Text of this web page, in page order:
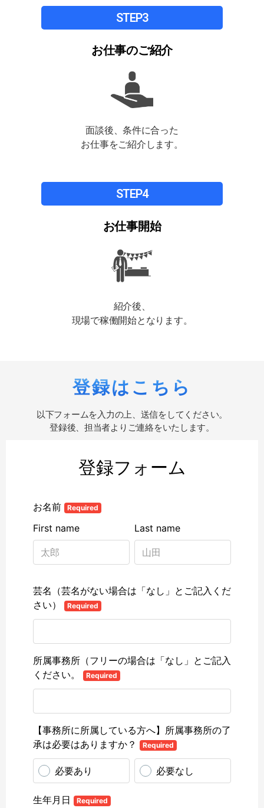
STEP3
お仕事のご紹介
面談後、条件に合った
お仕事をご紹介します。
STEP4
お仕事開始
紹介後、
現場で稼働開始となります。
登録はこちら
以下フォームを入力の上、送信をしてください。
登録後、担当者よりご連絡をいたします。